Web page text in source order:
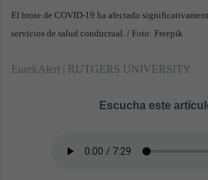
El brote de COVID-19 ha afectado
servicios de salud conductual. / Foto: Freepik
EurekAlert | RUTGERS UNIVERSITY
Escucha este